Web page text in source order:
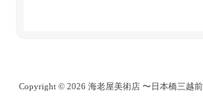
Copyright © 2026 海老屋美術店 〜日本橋三越前